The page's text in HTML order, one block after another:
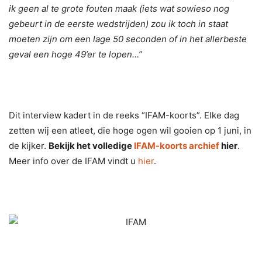
ik geen al te grote fouten maak (iets wat sowieso nog
gebeurt in de eerste wedstrijden) zou ik toch in staat
moeten zijn om een lage 50 seconden of in het allerbeste
geval een hoge 49’er te lopen…”
Dit interview kadert in de reeks “IFAM-koorts”. Elke dag
zetten wij een atleet, die hoge ogen wil gooien op 1 juni, in
de kijker. Bekijk het volledige IFAM-koorts archiefhier.
Meer info over de IFAM vindt u hier.